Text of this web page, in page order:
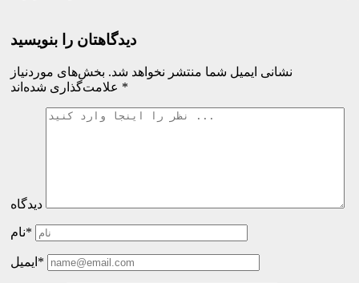
دیدگاهتان را بنویسید
نشانی ایمیل شما منتشر نخواهد شد. بخش‌های موردنیاز
*
دیدگاه
نام*
ایمیل*